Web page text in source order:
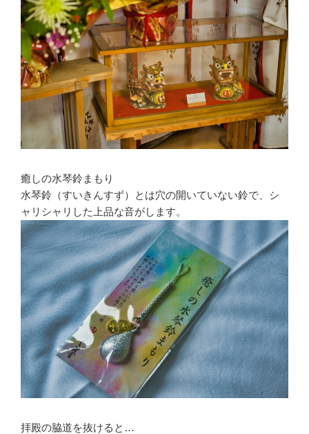
癒しの水琴鈴まもり
水琴鈴（すいきんすず）とは穴の開いていない鈴で、シ
ャリシャリした上品な音がします。
拝殿の脇道を抜けると…